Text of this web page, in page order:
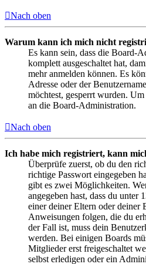
Nach oben
Warum kann ich mich nicht
Es kann sein, dass die Board-
komplett ausgeschaltet hat,
mehr anmelden können. Es
Adresse oder der
möchtest, gesperrt wurden.
an die Board-Administration.
Nach oben
Ich habe mich registriert, kann
Überprüfe zuerst, ob du den
richtige Passwort eingegeben
gibt es zwei Möglichkeiten.
angegeben hast, dass du unter
einer deiner Eltern oder deiner
Anweisungen folgen, die du
der Fall ist, muss dein
werden. Bei einigen Boards
Mitglieder erst freigeschaltet
selbst erledigen oder ein